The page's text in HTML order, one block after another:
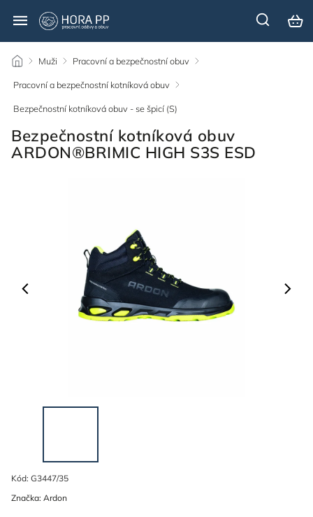
/ Muži / Pracovní a bezpečnostní obuv /
Pracovní a bezpečnostní kotníková obuv /
Bezpečnostní kotníková obuv - se špicí (S)
Bezpečnostní kotníková obuv
ARDON®BRIMIC HIGH S3S ESD
Kód: G3447/35
Značka: Ardon